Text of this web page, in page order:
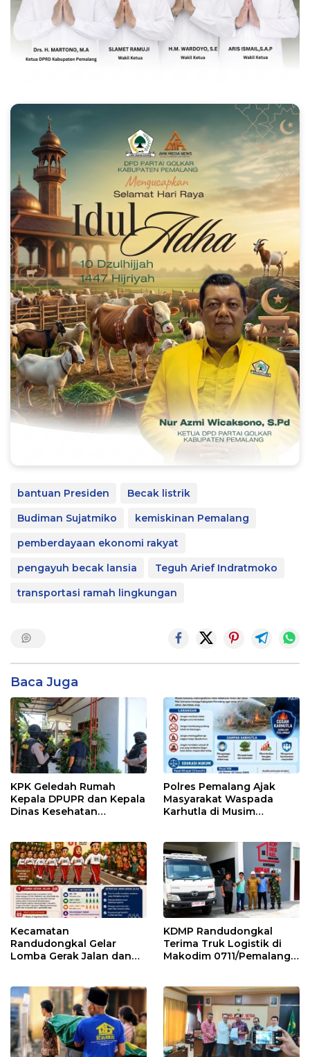
bantuan Presiden
Becak listrik
Budiman Sujatmiko
kemiskinan Pemalang
pemberdayaan ekonomi rakyat
pengayuh becak lansia
Teguh Arief Indratmoko
transportasi ramah lingkungan
Baca Juga
KPK Geledah Rumah
Kepala DPUPR dan Kepala
Dinas Kesehatan
Polres Pemalang Ajak
Masyarakat Waspada
Karhutla di Musim
Kecamatan
Randudongkal Gelar
Lomba Gerak Jalan dan
KDMP Randudongkal
Terima Truk Logistik di
Makodim 0711/Pemalang